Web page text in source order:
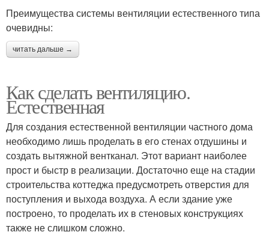
Преимущества системы вентиляции естественного типа
очевидны:
читать дальше →
Как сделать вентиляцию.
Естественная
Для создания естественной вентиляции частного дома
необходимо лишь проделать в его стенах отдушины и
создать вытяжной вентканал. Этот вариант наиболее
прост и быстр в реализации. Достаточно еще на стадии
строительства коттеджа предусмотреть отверстия для
поступления и выхода воздуха. А если здание уже
построено, то проделать их в стеновых конструкциях
также не слишком сложно.